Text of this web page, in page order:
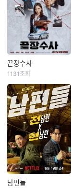
한 소원과 행운의 동
전을 지닌 사람 앞에
만 나타나는 신비한
과자 가게 ‘전천당’.
‘전천당’ 주인 ‘홍자’
앞에 행운의 동전을
지닌 손님들이 찾아
온다. 아픈 엄마를 낫
부터 강한 힘을 얻고
싶은 학생, 피아노를
잘 치고 싶은 입시 준
비생까지! 각자 원하
는 능력을 받게 되지
만, 그것도 잠시 질투
와 욕망을 파는 과자
가게 ‘화앙당’의 주인
‘요미’가 나타나면서
거부할 수 없는 제안
끝장수사
이솜
한때 잘 나가던 광역
수사대 에이스였지만
사건 말아먹고 인생
도 꼬인 형사 ‘재혁’에
게 명석한 두뇌, 돈과
패기로 무장한 인플
루언서 출신 신입 형
사 ‘중호’가 파트너로
낙점된다. 어느 것 하
끝장수사
1131조회
남편들
남편들